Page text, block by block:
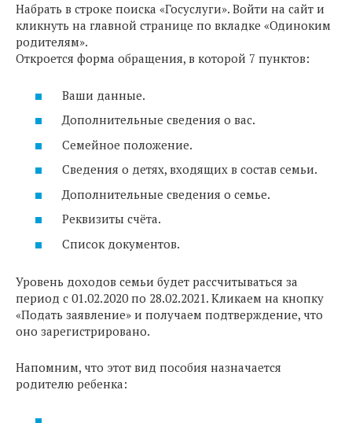
Набрать в строке поиска «Госуслуги». Войти на сайт и
кликнуть на главной странице по вкладке «Одиноким
родителям».
Откроется форма обращения, в которой 7 пунктов:
Ваши данные.
Дополнительные сведения о вас.
Семейное положение.
Сведения о детях, входящих в состав семьи.
Дополнительные сведения о семье.
Реквизиты счёта.
Cписок документов.
Уровень доходов семьи будет рассчитываться за
период с 01.02.2020 по 28.02.2021. Кликаем на кнопку
«Подать заявление» и получаем подтверждение, что
оно зарегистрировано.
Напомним, что этот вид пособия назначается
родителю ребенка: